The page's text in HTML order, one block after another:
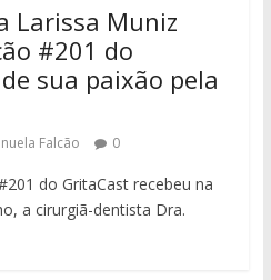
Larissa Muniz
#201 do
sua paixão pela
Falcão 0
do GritaCast recebeu na
a cirurgiã-dentista Dra.